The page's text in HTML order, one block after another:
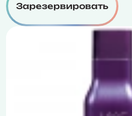
Зарезервировать